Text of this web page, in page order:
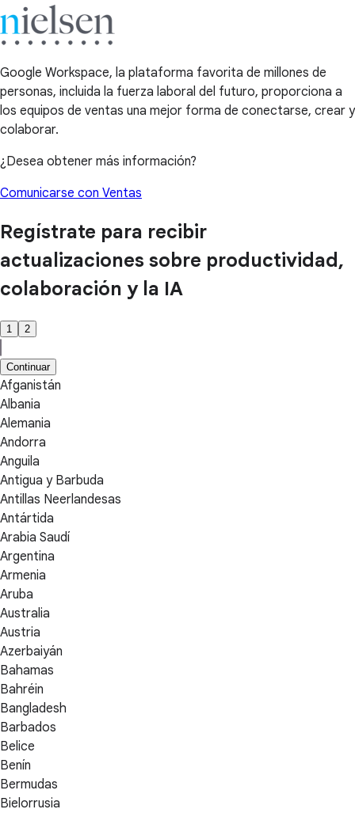
Google Workspace, la plataforma favorita de millones de
personas, incluida la fuerza laboral del futuro, proporciona a
los equipos de ventas una mejor forma de conectarse, crear y
colaborar.
¿Desea obtener más información?
Comunicarse con Ventas
Regístrate para recibir
actualizaciones sobre productividad,
colaboración y la IA
1 2
Continuar
Afganistán
Albania
Alemania
Andorra
Anguila
Antigua y Barbuda
Antillas Neerlandesas
Antártida
Arabia Saudí
Argentina
Armenia
Aruba
Australia
Austria
Azerbaiyán
Bahamas
Bahréin
Bangladesh
Barbados
Belice
Benín
Bermudas
Bielorrusia